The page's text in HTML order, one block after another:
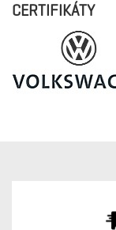
CERTIFIKÁTY